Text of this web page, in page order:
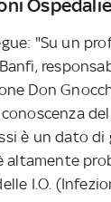
"Su un
Don
è un dato
altamente
I.O.